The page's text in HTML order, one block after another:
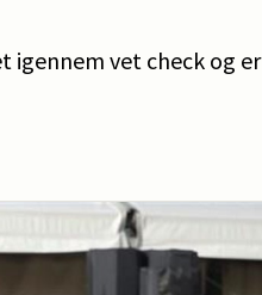
igennem vet check og er